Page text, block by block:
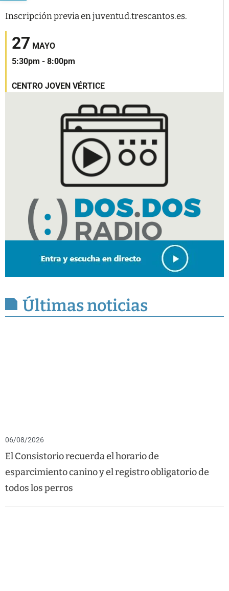
Inscripción previa en juventud.trescantos.es.
27 MAYO
5:30pm - 8:00pm
CENTRO JOVEN VÉRTICE
Últimas noticias
06/08/2026
El Consistorio recuerda el horario de
esparcimiento canino y el registro obligatorio de
todos los perros